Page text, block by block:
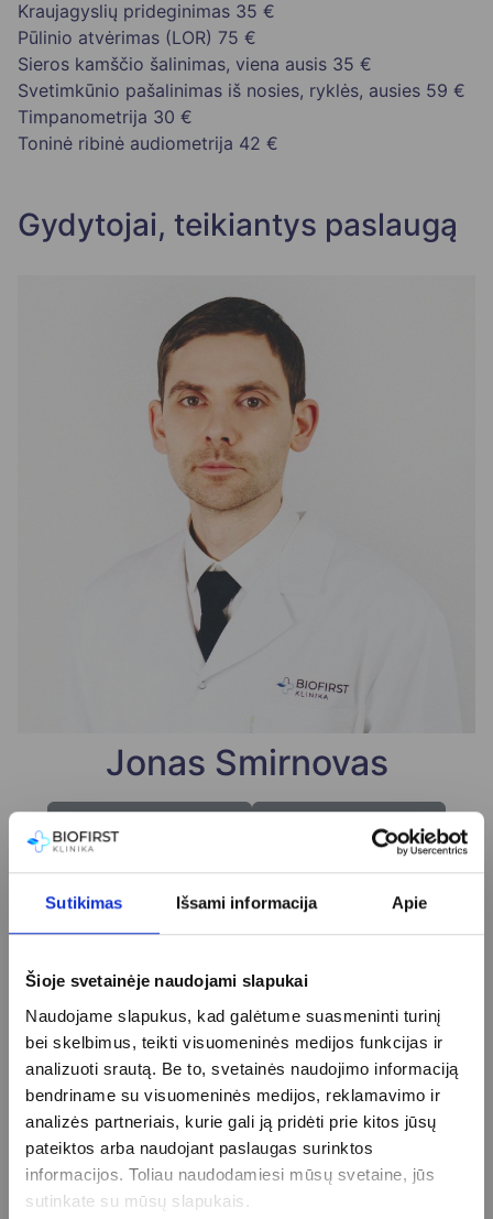
Sutikimas Išsami informacija Apie
Šioje svetainėje naudojami slapukai
Naudojame slapukus, kad galėtume suasmeninti turinį
bei skelbimus, teikti visuomeninės medijos funkcijas ir
analizuoti srautą. Be to, svetainės naudojimo informaciją
bendriname su visuomeninės medijos, reklamavimo ir
analizės partneriais, kurie gali ją pridėti prie kitos jūsų
pateiktos arba naudojant paslaugas surinktos
informacijos. Toliau naudodamiesi mūsų svetaine, jūs
sutinkate su mūsų slapukais.
Kraujagyslių prideginimas 35 €
Pūlinio atvėrimas (LOR) 75 €
Sieros kamščio šalinimas, viena ausis 35 €
Svetimkūnio pašalinimas iš nosies, ryklės, ausies 59 €
Timpanometrija 30 €
Toninė ribinė audiometrija 42 €
Gydytojai, teikiantys paslaugą
Jonas Smirnovas
+370 (37) 75 08 66